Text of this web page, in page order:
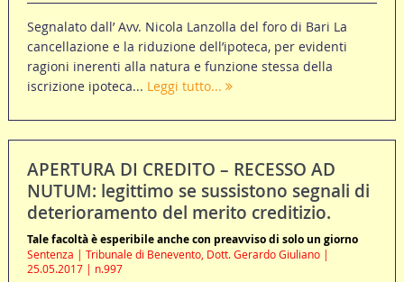
Segnalato dall’ Avv. Nicola Lanzolla del foro di Bari La
cancellazione e la riduzione dell’ipoteca, per evidenti
ragioni inerenti alla natura e funzione stessa della
iscrizione ipoteca... Leggi tutto...
APERTURA DI CREDITO – RECESSO AD
NUTUM: legittimo se sussistono segnali di
deterioramento del merito creditizio.
Tale facoltà è esperibile anche con preavviso di solo un giorno
Sentenza | Tribunale di Benevento, Dott. Gerardo Giuliano |
25.05.2017 | n.997